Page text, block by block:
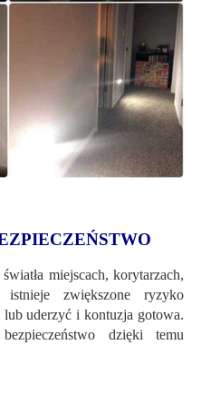
miejscach, korytarzach,
zwiększone ryzyko
lub uderzyć i kontuzja gotowa.
dzięki temu